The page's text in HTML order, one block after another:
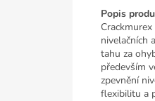
Popis
nivelačních
tahu za
především
zpevnění
flexibilitu a